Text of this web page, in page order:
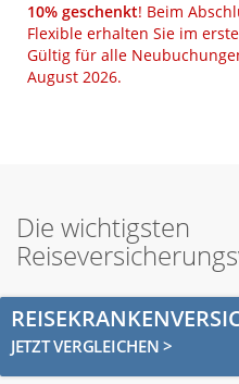
10% geschenkt! Beim
Flexible erhalten Sie im
Gültig für alle
August 2026.
Die wichtigsten
JETZT VERGLEICHEN >